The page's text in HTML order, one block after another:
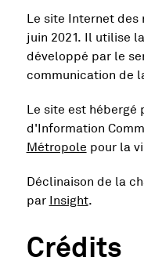
Le site Internet des
juin 2021. Il utilise
développé par le
communication de
Le site est hébergé
d'Information
Métropole, Ouvre
pour la
Déclinaison de la
par Insight, Ouvre
.
Crédits